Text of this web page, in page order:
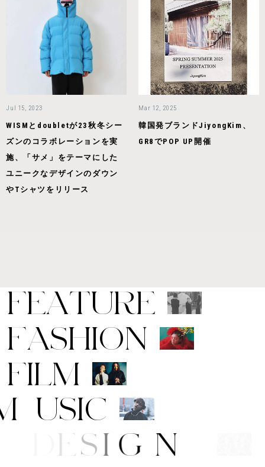
Jul 15, 2023
WISMとdoubletが23秋冬シー
ズンのコラボレーションを実
施、「サメ」をテーマにした
ユニークなデザインのダウン
やTシャツをリリース
Mar 12, 2025
韓国発ブランドJiyongKim、
GR8でPOP UP開催
FEATURE
FASHION
FILM
M USIC
T/D ES IG